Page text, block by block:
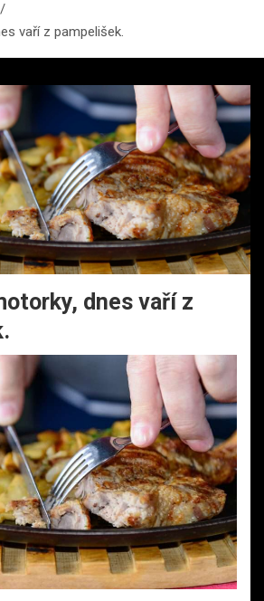
vaří z pampelišek.
dnes vaří z